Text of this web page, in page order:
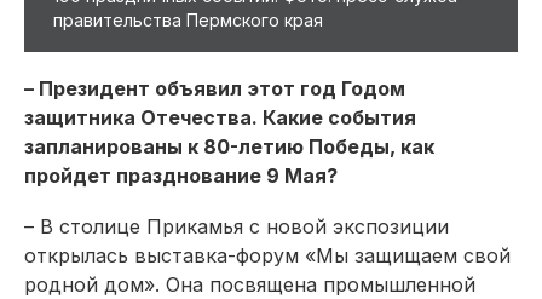
правительства Пермского края
– Президент объявил этот год Годом
защитника Отечества. Какие события
запланированы к 80-летию Победы, как
пройдет празднование 9 Мая?
– В столице Прикамья с новой экспозиции
открылась выставка-форум «Мы защищаем свой
родной дом». Она посвящена промышленной